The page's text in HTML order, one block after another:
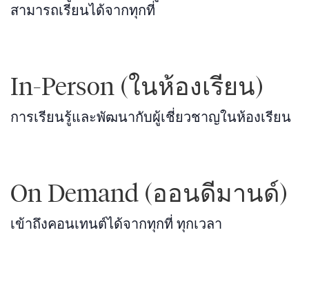
สามารถเรียนได้จากทุกที่
In-Person (ในห้องเรียน)
การเรียนรู้และพัฒนากับผู้เชี่ยวชาญในห้องเรียน
On Demand (ออนดีมานด์)
เข้าถึงคอนเทนต์ได้จากทุกที่ ทุกเวลา